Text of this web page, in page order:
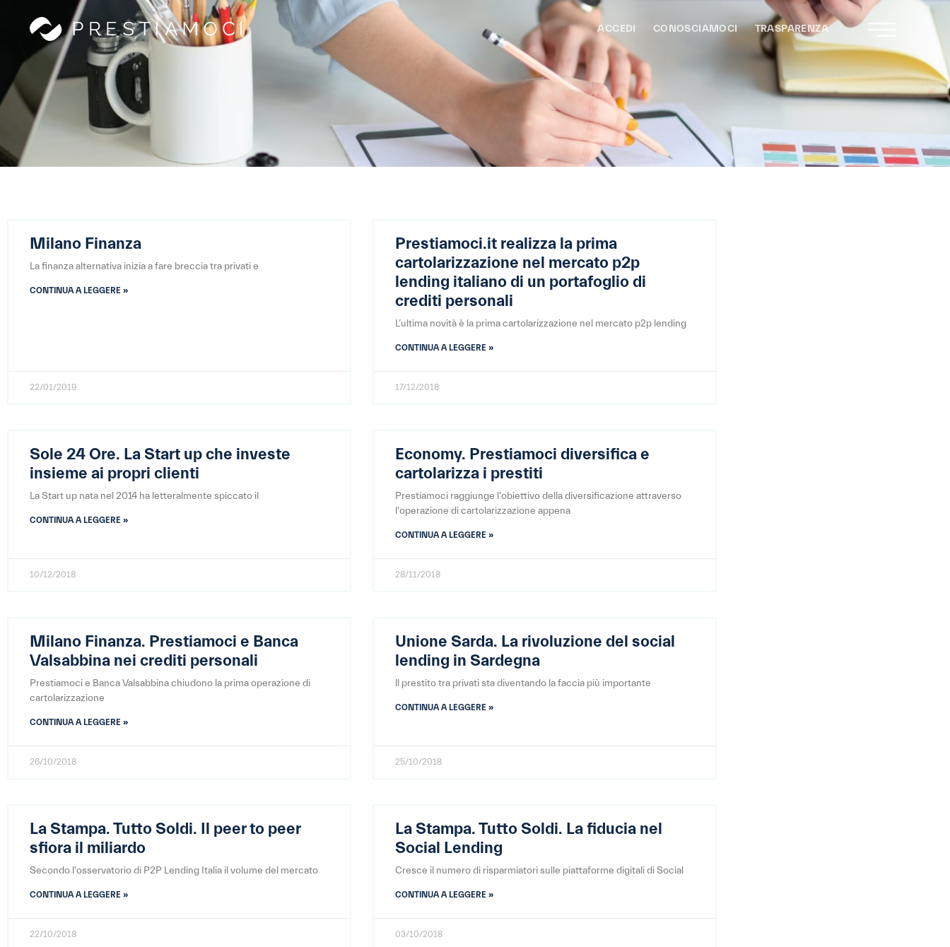
ACCEDI CONOSCIAMOCI TRASPARENZA
Milano Finanza
La finanza alternativa inizia a fare breccia tra privati e
CONTINUA A LEGGERE »
22/01/2019
Prestiamoci.it realizza la prima
cartolarizzazione nel mercato p2p
lending italiano di un portafoglio di
crediti personali
L’ultima novità è la prima cartolarizzazione nel mercato p2p lending
CONTINUA A LEGGERE »
17/12/2018
Sole 24 Ore. La Start up che investe
insieme ai propri clienti
La Start up nata nel 2014 ha letteralmente spiccato il
CONTINUA A LEGGERE »
10/12/2018
Economy. Prestiamoci diversifica e
cartolarizza i prestiti
Prestiamoci raggiunge l'obiettivo della diversificazione attraverso
l'operazione di cartolarizzazione appena
CONTINUA A LEGGERE »
28/11/2018
Milano Finanza. Prestiamoci e Banca
Valsabbina nei crediti personali
Prestiamoci e Banca Valsabbina chiudono la prima operazione di
cartolarizzazione
CONTINUA A LEGGERE »
26/10/2018
Unione Sarda. La rivoluzione del social
lending in Sardegna
ll prestito tra privati sta diventando la faccia più importante
CONTINUA A LEGGERE »
25/10/2018
La Stampa. Tutto Soldi. Il peer to peer
sfiora il miliardo
Secondo l'osservatorio di P2P Lending Italia il volume del mercato
CONTINUA A LEGGERE »
22/10/2018
La Stampa. Tutto Soldi. La fiducia nel
Social Lending
Cresce il numero di risparmiatori sulle piattaforme digitali di Social
CONTINUA A LEGGERE »
03/10/2018